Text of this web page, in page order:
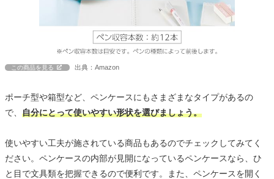
この商品を見る 出典：Amazon
ポーチ型や箱型など、ペンケースにもさまざまなタイプがあるの
で、 自分にとって使いやすい形状を選びましょう。
使いやすい工夫が施されている商品もあるのでチェックしてみてく
ださい。ペンケースの内部が見開になっているペンケースなら、ひ
と目で文具類を把握できるので便利です。また、ペンケースを開く